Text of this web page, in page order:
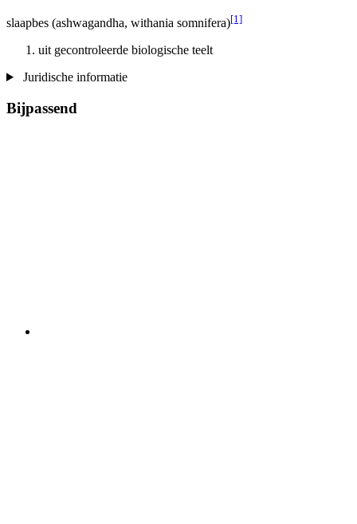
slaapbes (ashwagandha, withania somnifera)[1]
uit gecontroleerde biologische teelt
Juridische informatie
Bijpassend